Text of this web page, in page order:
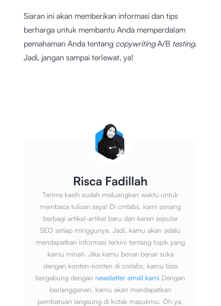
Siaran ini akan memberikan informasi dan tips
berharga untuk membantu Anda memperdalam
pemahaman Anda tentang copywritingA/B testing.
Jadi, jangan sampai terlewat, ya!
Risca Fadillah
Terima kasih sudah meluangkan waktu untuk
membaca tulisan saya! Di cmlabs, kami senang
berbagi artikel-artikel baru dan keren seputar
SEO setiap minggunya. Jadi, kamu akan selalu
mendapatkan informasi terkini tentang topik yang
kamu minati. Jika kamu benar-benar suka
dengan konten-konten di cmlabs, kamu bisa
bergabung dengan newsletter email kami Dengan
berlangganan, kamu akan mendapatkan
pembaruan langsung di kotak masukmu. Oh ya,